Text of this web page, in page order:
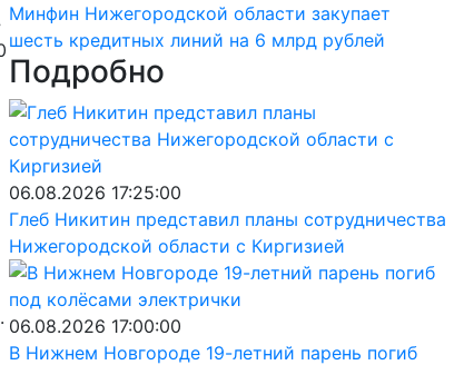
Минфин Нижегородской области закупает
шесть кредитных линий на 6 млрд рублей
Подробно
06.08.2026 17:25:00
Глеб Никитин представил планы сотрудничества
Нижегородской области с Киргизией
06.08.2026 17:00:00
В Нижнем Новгороде 19-летний парень погиб